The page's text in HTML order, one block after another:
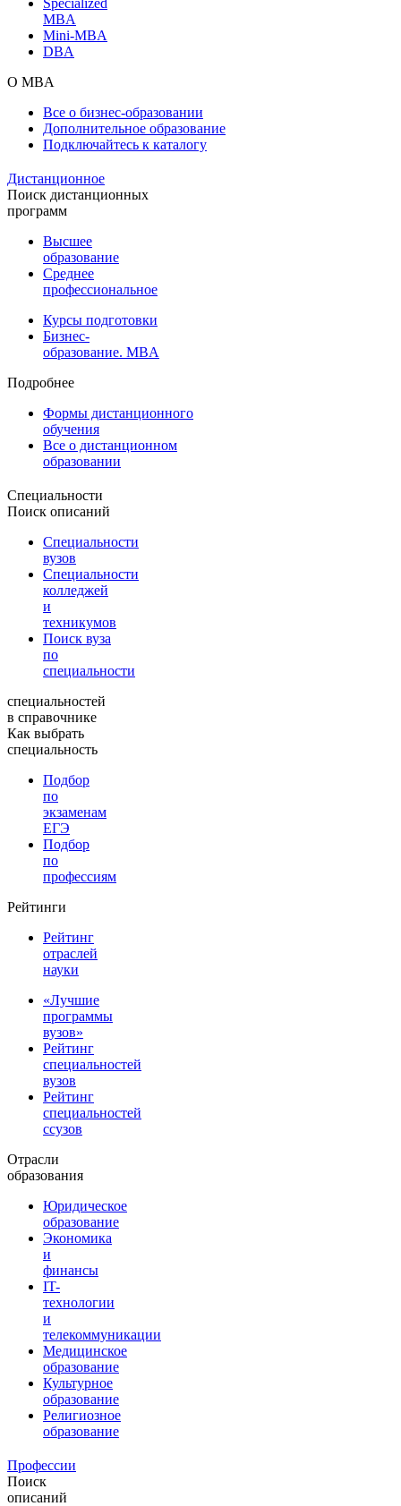
MBA
Mini-MBA
DBA
О MBA
Все о бизнес-образовании
Дополнительное образование
Подключайтесь к каталогу
Дистанционное
Поиск дистанционных
программ
Высшее
образование
Среднее
профессиональное
Курсы подготовки
Бизнес-
образование. MBA
Подробнее
Формы дистанционного
обучения
Все о дистанционном
образовании
Специальности
Поиск описаний
Специальности
вузов
Специальности
колледжей
и
техникумов
Поиск вуза
по
специальности
специальностей
в справочнике
Как выбрать
специальность
Подбор
по
экзаменам
ЕГЭ
Подбор
по
профессиям
Рейтинги
Рейтинг
отраслей
науки
«Лучшие
программы
вузов»
Рейтинг
специальностей
вузов
Рейтинг
специальностей
ссузов
Отрасли
образования
Юридическое
образование
Экономика
и
финансы
IT-
технологии
и
телекоммуникации
Медицинское
образование
Культурное
образование
Религиозное
образование
Профессии
Поиск
описаний